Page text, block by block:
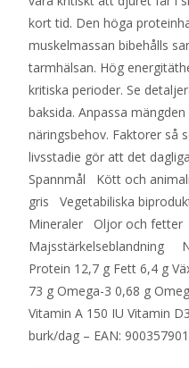
kort tid. Den höga
muskelmassan bibehålls
tarmhälsan. Hög
kritiska perioder. Se
baksida. Anpassa
näringsbehov. Faktorer så
livsstadie gör att det
Spannmål Kött och
gris Vegetabiliska
Mineraler Oljor och
Majsstärkelseblandning
Protein 12,7 g Fett 6,4 g
73 g Omega-3 0,68 g
Vitamin A 150 IU Vitamin
burk/dag – EAN: